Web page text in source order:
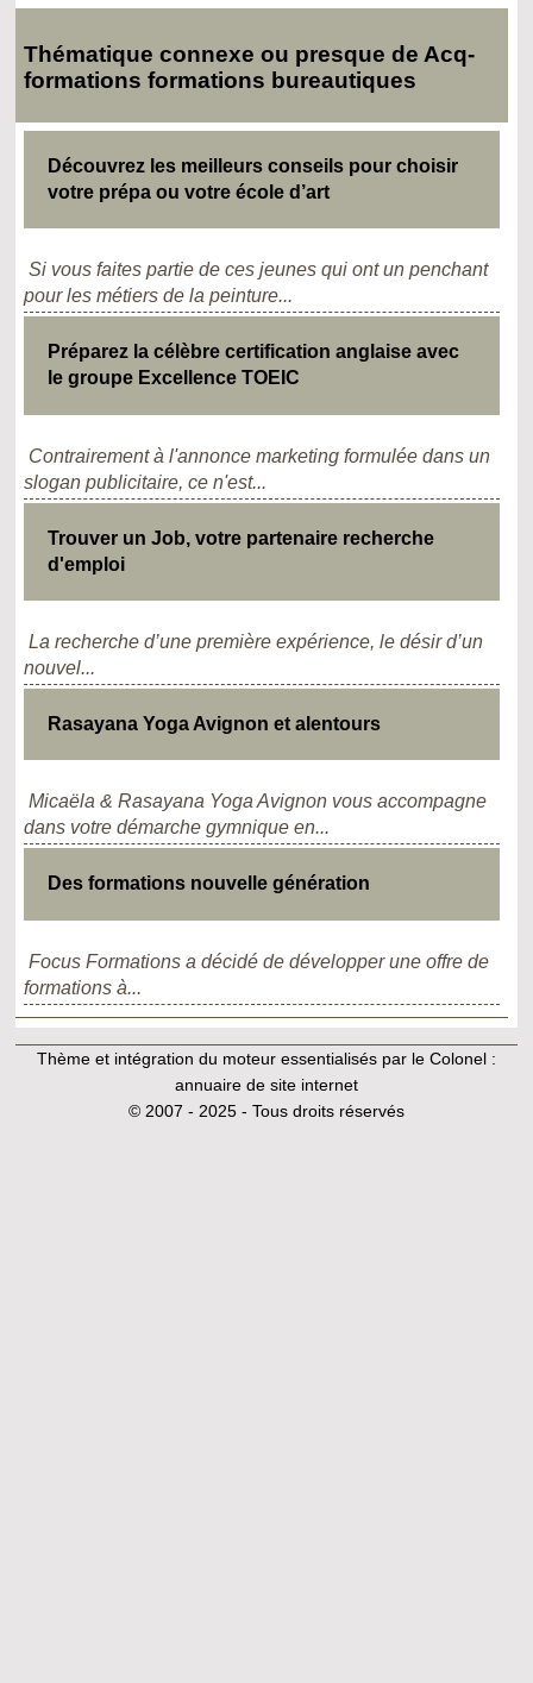
Thématique connexe ou presque de Acq-
formations formations bureautiques
Découvrez les meilleurs conseils pour choisir
votre prépa ou votre école d’art
Si vous faites partie de ces jeunes qui ont un penchant
pour les métiers de la peinture...
Préparez la célèbre certification anglaise avec
le groupe Excellence TOEIC
Contrairement à l'annonce marketing formulée dans un
slogan publicitaire, ce n'est...
Trouver un Job, votre partenaire recherche
d'emploi
La recherche d’une première expérience, le désir d’un
nouvel...
Rasayana Yoga Avignon et alentours
Micaëla & Rasayana Yoga Avignon vous accompagne
dans votre démarche gymnique en...
Des formations nouvelle génération
Focus Formations a décidé de développer une offre de
formations à...
Thème et intégration du moteur essentialisés par le Colonel :
annuaire de site internet
© 2007 - 2025 - Tous droits réservés